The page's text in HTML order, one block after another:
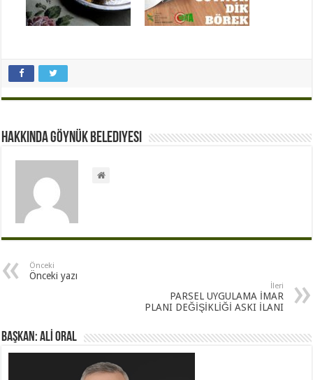
Hakkında Göynük Belediyesi
Önceki
Önceki yazı
İleri
PARSEL UYGULAMA İMAR
PLANI DEĞİŞİKLİĞİ ASKI İLANI
BAŞKAN: ALİ ORAL